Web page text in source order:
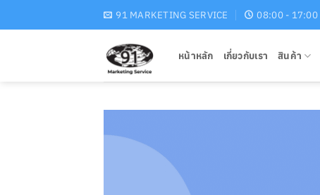
to
91 MARKETING SERVICE 08:00 - 17:00
หน้าหลัก เกี่ยวกับเรา สินค้า